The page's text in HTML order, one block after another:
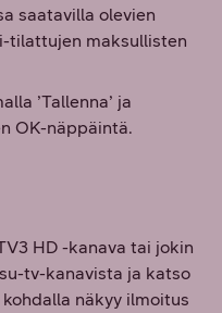
saatavilla olevien
tilattujen maksullisten
’Tallenna’ ja
OK-näppäintä.
HD -kanava tai jokin
tv-kanavista ja katso
näkyy ilmoitus